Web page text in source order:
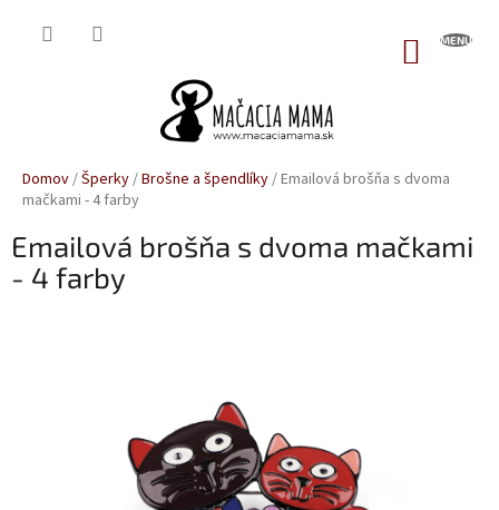
Domov/Šperky/Brošne a špendlíky/Emailová brošňa s dvoma
mačkami - 4 farby
Emailová brošňa s dvoma mačkami
- 4 farby